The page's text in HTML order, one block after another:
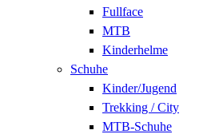
Fullface
MTB
Kinderhelme
Schuhe
Kinder/Jugend
Trekking / City
MTB-Schuhe